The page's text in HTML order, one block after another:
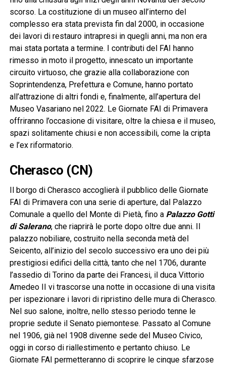
scorso. La costituzione di un museo all’interno del
complesso era stata prevista fin dal 2000, in occasione
dei lavori di restauro intrapresi in quegli anni, ma non era
mai stata portata a termine. I contributi del FAI hanno
rimesso in moto il progetto, innescato un importante
circuito virtuoso, che grazie alla collaborazione con
Soprintendenza, Prefettura e Comune, hanno portato
all’attrazione di altri fondi e, finalmente, all’apertura del
Museo Vasariano nel 2022. Le Giornate FAI di Primavera
offriranno l’occasione di visitare, oltre la chiesa e il museo,
spazi solitamente chiusi e non accessibili, come la cripta
e l’ex riformatorio.
Cherasco (CN)
Il borgo di Cherasco accoglierà il pubblico delle Giornate
FAI di Primavera con una serie di aperture, dal Palazzo
Comunale a quello del Monte di Pietà, fino a Palazzo Gotti
di Salerano, che riaprirà le porte dopo oltre due anni. Il
palazzo nobiliare, costruito nella seconda metà del
Seicento, all’inizio del secolo successivo era uno dei più
prestigiosi edifici della città, tanto che nel 1706, durante
l’assedio di Torino da parte dei Francesi, il duca Vittorio
Amedeo II vi trascorse una notte in occasione di una visita
per ispezionare i lavori di ripristino delle mura di Cherasco.
Nel suo salone, inoltre, nello stesso periodo tenne le
proprie sedute il Senato piemontese. Passato al Comune
nel 1906, già nel 1908 divenne sede del Museo Civico,
oggi in corso di riallestimento e pertanto chiuso. Le
Giornate FAI permetteranno di scoprire le cinque sfarzose